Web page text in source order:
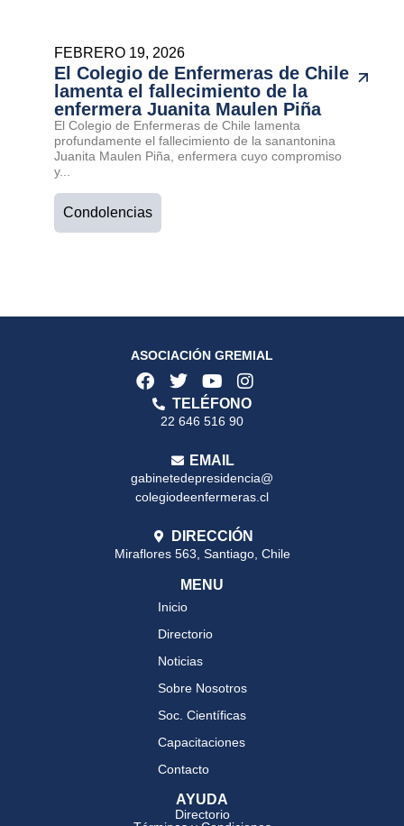
FEBRERO 19, 2026
El Colegio de Enfermeras de Chile
lamenta el fallecimiento de la
enfermera Juanita Maulen Piña
El Colegio de Enfermeras de Chile lamenta
profundamente el fallecimiento de la sanantonina
Juanita Maulen Piña, enfermera cuyo compromiso
y...
Condolencias
ASOCIACIÓN GREMIAL
TELÉFONO
22 646 516 90
EMAIL
gabinetedepresidencia@
colegiodeenfermeras.cl
DIRECCIÓN
Miraflores 563, Santiago, Chile
MENU
Inicio
Directorio
Noticias
Sobre Nosotros
Soc. Científicas
Capacitaciones
Contacto
AYUDA
Directorio